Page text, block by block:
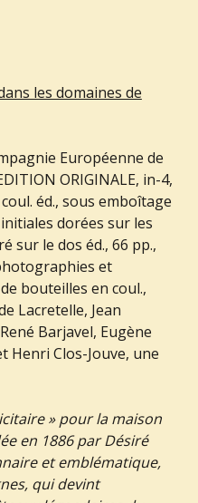
les domaines de
Européenne de
ORIGINALE, in-4,
éd., sous emboîtage
dorées sur les
sur le dos éd., 66 pp.,
et
bouteilles en coul.,
Lacretelle, Jean
Barjavel, Eugène
Henri Clos-Jouve, une
» pour la maison
en 1886 par Désiré
et emblématique,
qui devint